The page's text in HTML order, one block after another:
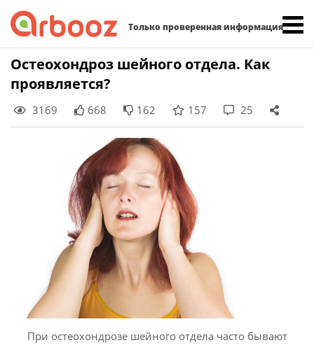
Только проверенная информация
Skip
content
Остеохондроз шейного отдела. Как
проявляется?
3169 668 162 157 25
При остеохондрозе шейного отдела часто бывают
Найти: